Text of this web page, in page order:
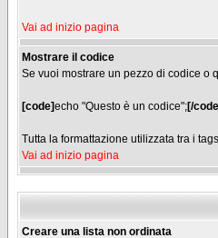
Vai ad inizio pagina
Mostrare il codice
Se vuoi mostrare un pezzo di codice o
[code]echo "Questo è un codice";[/
Tutta la formattazione utilizzata tra i tags
Vai ad inizio pagina
Creare una lista non ordinata